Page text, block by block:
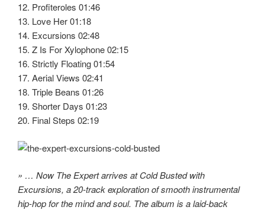
12. Profiteroles 01:46
13. Love Her 01:18
14. Excursions 02:48
15. Z Is For Xylophone 02:15
16. Strictly Floating 01:54
17. Aerial Views 02:41
18. Triple Beans 01:26
19. Shorter Days 01:23
20. Final Steps 02:19
» … Now The Expert arrives at Cold Busted with
Excursions, a 20-track exploration of smooth instrumental
hip-hop for the mind and soul. The album is a laid-back